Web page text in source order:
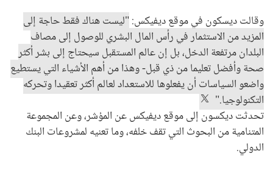
وقالت ديسكون في موقع ديفيكس:"ليست هناك فقط حاجة إلى
المزيد من الاستثمار في رأس المال البشري للوصول إلى مصاف
البلدان مرتفعة الدخل، بل إن عالم المستقبل سيحتاج إلى بشر أكثر
صحة وأفضل تعليما من ذي قبل- وهذا من أهم الأشياء التي يستطيع
واضعو السياسات أن يفعلوها للاستعداد لعالم أكثر تعقيدا وتحركه
التكنولوجيا."
تحدثت ديكسون إلى موقع ديفيكس عن المؤشر، وعن المجموعة
المتنامية من البحوث التي تقف خلفه، وما تعنيه لمشروعات البنك
الدولي.